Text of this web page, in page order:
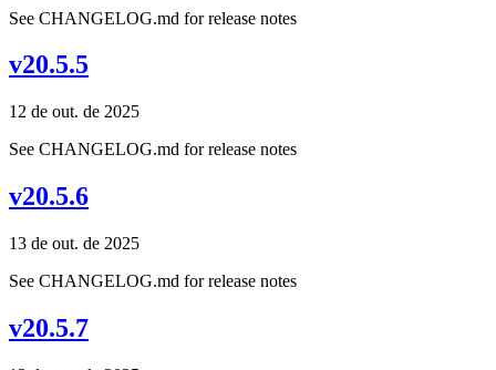
See CHANGELOG.md for release notes
v20.5.5
12 de out. de 2025
See CHANGELOG.md for release notes
v20.5.6
13 de out. de 2025
See CHANGELOG.md for release notes
v20.5.7